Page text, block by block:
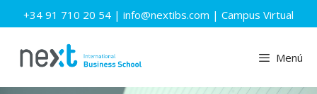
+34 91 710 20 54 | info@nextibs.com | Campus Virtual
Menú